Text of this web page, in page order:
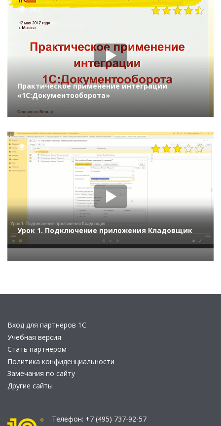
783
Практическое применение интеграции
«1С:Документооборота»
14332
Урок 1. Подключение приложения Кладовщик
Вход для партнеров 1С
Учебная версия
Стать партнером
Политика конфиденциальности
Замечания по сайту
Другие сайты
Телефон: +7 (495) 737-92-57